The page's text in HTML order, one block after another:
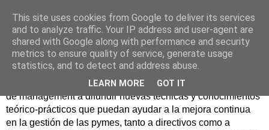
Nuevo Viernes - Nuevo
Libro
Nace con la misión de ayudar mediante la lectura de libros
de management a difundir nuevas técnicas y conocimientos
teórico-prácticos que puedan ayudar a la mejora continua
en la gestión de las pymes, tanto a directivos como a
This site uses cookies from Google to deliver its services
and to analyze traffic. Your IP address and user-agent are
shared with Google along with performance and security
metrics to ensure quality of service, generate usage
statistics, and to detect and address abuse.
LEARN MORE GOT IT